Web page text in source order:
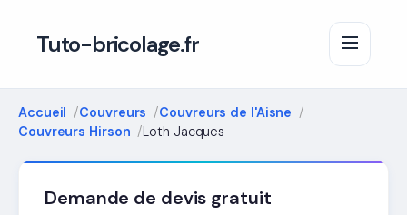
Tuto-bricolage.fr
Accueil Couvreurs
Couvreurs de l'Aisne
Couvreurs Hirson
Loth Jacques
Demande de devis gratuit